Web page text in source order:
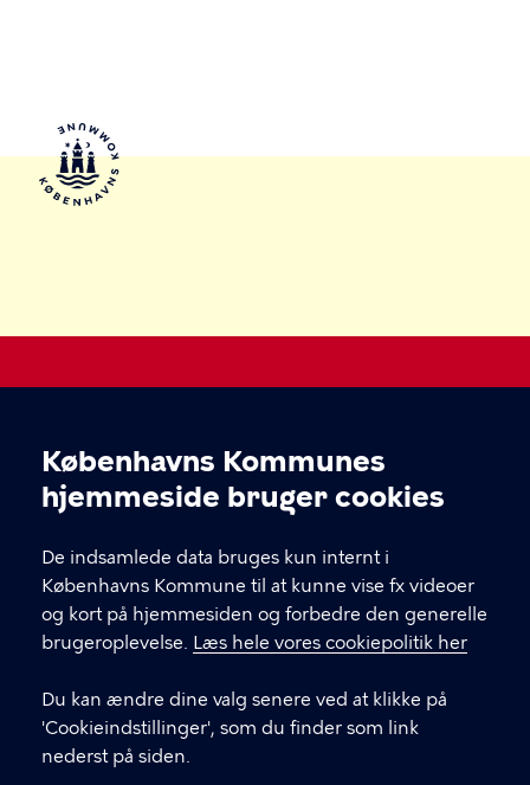
Cookieindstillinger
Københavns Kommunes
hjemmeside bruger cookies
De indsamlede data bruges kun internt i
Københavns Kommune til at kunne vise fx videoer
og kort på hjemmesiden og forbedre den generelle
brugeroplevelse. Læs hele vores cookiepolitik her
Du kan ændre dine valg senere ved at klikke på
'Cookieindstillinger', som du finder som link
nederst på siden.
Kultur-, Fritids- og Borgerserviceforvaltningen
KONTAKT
LINKS
Kontakt os
De bemandede legepladser på Facebook